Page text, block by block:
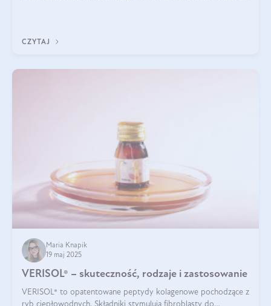
CZYTAJ
Maria Knapik
19 maj 2025
VERISOL® – skuteczność, rodzaje i zastosowanie
VERISOL® to opatentowane peptydy kolagenowe pochodzące z